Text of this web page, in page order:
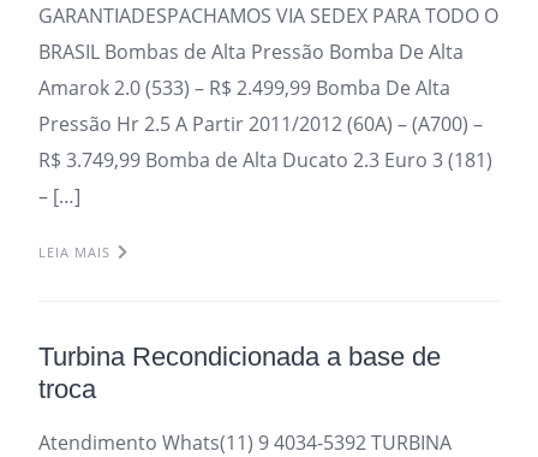
GARANTIADESPACHAMOS VIA SEDEX PARA TODO O
BRASIL Bombas de Alta Pressão Bomba De Alta
Amarok 2.0 (533) – R$ 2.499,99 Bomba De Alta
Pressão Hr 2.5 A Partir 2011/2012 (60A) – (A700) –
R$ 3.749,99 Bomba de Alta Ducato 2.3 Euro 3 (181)
– […]
LEIA MAIS
Turbina Recondicionada a base de
troca
Atendimento Whats(11) 9 4034-5392 TURBINA